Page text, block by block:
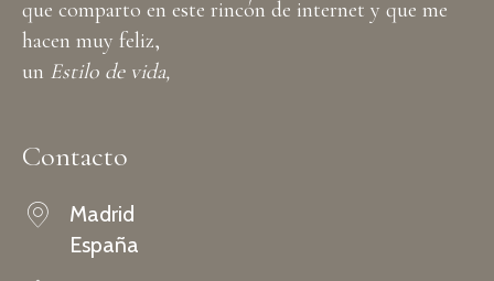
que comparto en este rincón de internet y que me
hacen muy feliz,
un Estilo de vida,
Contacto
Madrid
España